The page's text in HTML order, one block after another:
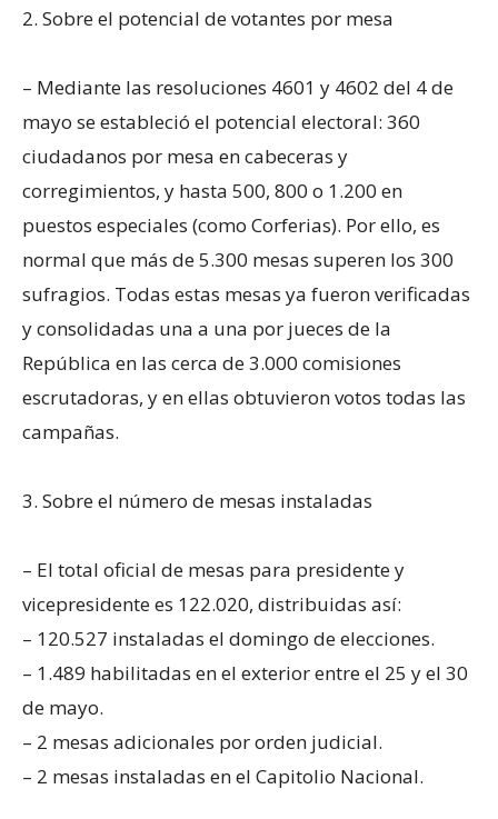
2. Sobre el potencial de votantes por mesa
– Mediante las resoluciones 4601 y 4602 del 4 de
mayo se estableció el potencial electoral: 360
ciudadanos por mesa en cabeceras y
corregimientos, y hasta 500, 800 o 1.200 en
puestos especiales (como Corferias). Por ello, es
normal que más de 5.300 mesas superen los 300
sufragios. Todas estas mesas ya fueron verificadas
y consolidadas una a una por jueces de la
República en las cerca de 3.000 comisiones
escrutadoras, y en ellas obtuvieron votos todas las
campañas.
3. Sobre el número de mesas instaladas
– El total oficial de mesas para presidente y
vicepresidente es 122.020, distribuidas así:
– 120.527 instaladas el domingo de elecciones.
– 1.489 habilitadas en el exterior entre el 25 y el 30
de mayo.
– 2 mesas adicionales por orden judicial.
– 2 mesas instaladas en el Capitolio Nacional.